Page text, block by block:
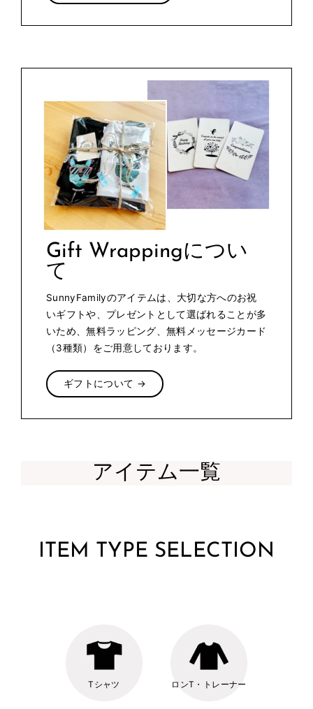
Gift Wrappingについ
て
SunnyFamilyのアイテムは、大切な方へのお祝
いギフトや、プレゼントとして選ばれることが多
いため、無料ラッピング、無料メッセージカード
（3種類）をご用意しております。
ギフトについて →
アイテム一覧
ITEM TYPE SELECTION
Tシャツ ロンT・トレーナー